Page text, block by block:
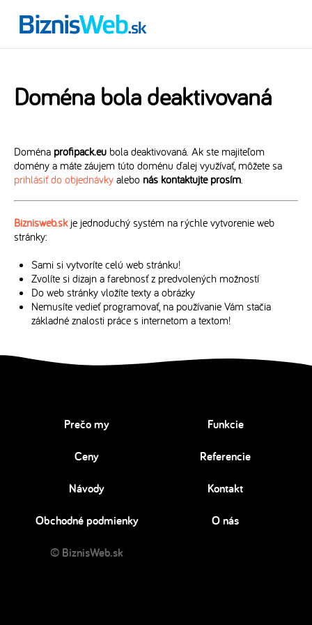
Doména bola deaktivovaná
Doména profipack.eu bola deaktivovaná. Ak ste majiteľom
domény a máte záujem túto doménu ďalej využívať, môžete sa
prihlásiť do objednávky alebo nás kontaktujte prosím.
Biznisweb.skje jednoduchý systém na rýchle vytvorenie web
stránky:
Sami si vytvoríte celú web stránku!
Zvolíte si dizajn a farebnosť z predvolených možností
Do web stránky vložíte texty a obrázky
Nemusíte vedieť programovať, na používanie Vám stačia
základné znalosti práce s internetom a textom!
Prečo my Funkcie
Ceny Referencie
Návody Kontakt
Obchodné podmienky O nás
© BiznisWeb.sk